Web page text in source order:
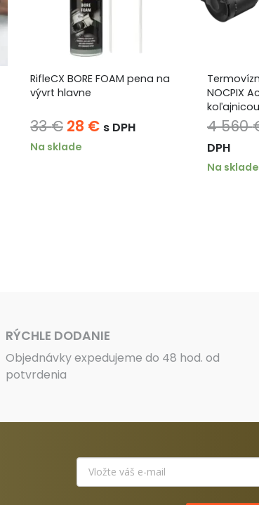
RifleCX BORE FOAM pena na
vývrt hlavne
33€ Pôvodná
cena
28 €Aktuálna
s DPH
Na sklade
NOCPIX
koľajnicou
4 560
DPH
Na sklade
RÝCHLE DODANIE
Objednávky expedujeme do 48 hod. od
potvrdenia